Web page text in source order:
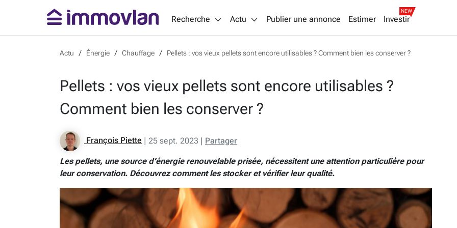
Recherche Actu Publier une annonce Estimer Investir
NEW
Actu Énergie Chauffage Pellets : vos vieux pellets sont encore utilisables ? Comment bien les conserver ?
Pellets : vos vieux pellets sont encore utilisables ?
Comment bien les conserver ?
François Piette | 25 sept. 2023 | Partager
Les pellets, une source d’énergie renouvelable prisée, nécessitent une attention particulière pour
leur conservation. Découvrez comment les stocker et vérifier leur qualité.